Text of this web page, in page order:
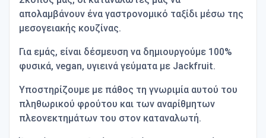
απολαμβάνουν ένα γαστρονομικό ταξίδι μέσω της
μεσογειακής κουζίνας.
Για εμάς, είναι δέσμευση να δημιουργούμε 100%
φυσικά, vegan, υγιεινά γεύματα με Jackfruit.
Υποστηρίζουμε με πάθος τη γνωριμία αυτού του
πληθωρικού φρούτου και των αναρίθμητων
πλεονεκτημάτων του στον καταναλωτή.